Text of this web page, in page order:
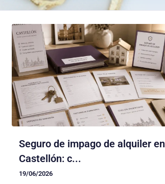
Seguro de impago de alquiler en
Castellón: c...
19/06/2026